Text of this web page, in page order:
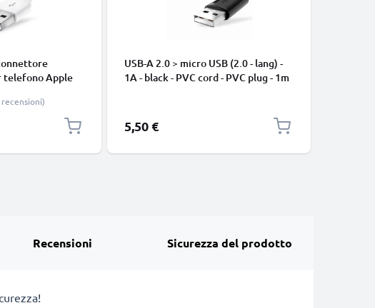
telefono Apple
dati & ricarica
recensioni)
USB-A 2.0 > micro USB (2.0 - lang) -
1A - black - PVC cord - PVC plug - 1m
5,50 €
Recensioni Sicurezza del prodotto